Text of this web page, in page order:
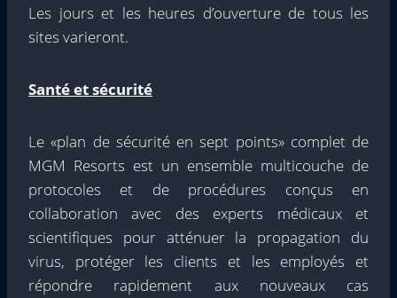
Les jours et les heures d’ouverture de tous les
sites varieront.
Santé et sécurité
Le «plan de sécurité en sept points» complet de
MGM Resorts est un ensemble multicouche de
protocoles et de procédures conçus en
collaboration avec des experts médicaux et
scientifiques pour atténuer la propagation du
virus, protéger les clients et les employés et
répondre rapidement aux nouveaux cas